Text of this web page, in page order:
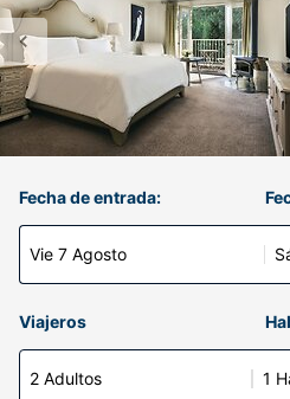
Fecha de entrada:
Vie 7 Agosto
Viajeros
2 Adultos 1